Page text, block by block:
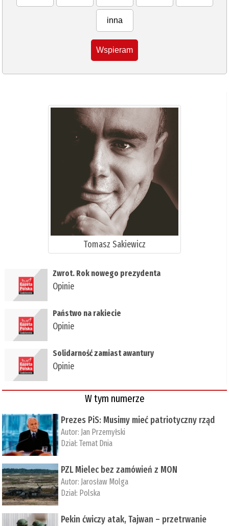
inna
Wspieram
Tomasz Sakiewicz
Zwrot. Rok nowego prezydenta
Opinie
Państwo na rakiecie
Opinie
Solidarność zamiast awantury
Opinie
W tym numerze
Prezes PiS: Musimy mieć patriotyczny rząd
Autor: Jan Przemyłski
Dział:Temat Dnia
PZL Mielec bez zamówień z MON
Autor: Jarosław Molga
Dział: Polska
Pekin ćwiczy atak, Tajwan – przetrwanie